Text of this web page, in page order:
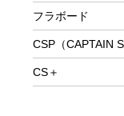
トレッキングアクセ
プレイグッズ
ウェルネス
フラボード
CSP（CAPTAIN
CS＋